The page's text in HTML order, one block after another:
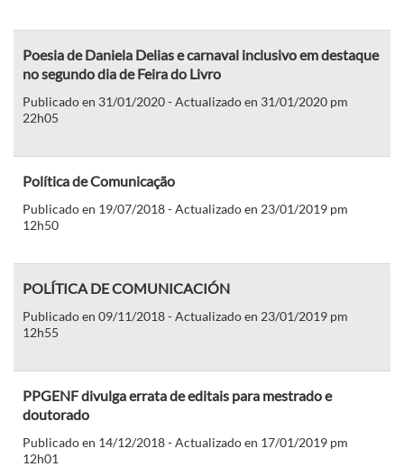
Poesia de Daniela Delias e carnaval inclusivo em destaque
no segundo dia de Feira do Livro
Publicado en 31/01/2020 - Actualizado en 31/01/2020 pm
22h05
Política de Comunicação
Publicado en 19/07/2018 - Actualizado en 23/01/2019 pm
12h50
POLÍTICA DE COMUNICACIÓN
Publicado en 09/11/2018 - Actualizado en 23/01/2019 pm
12h55
PPGENF divulga errata de editais para mestrado e
doutorado
Publicado en 14/12/2018 - Actualizado en 17/01/2019 pm
12h01